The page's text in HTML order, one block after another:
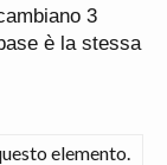
3
è la stessa
elemento.